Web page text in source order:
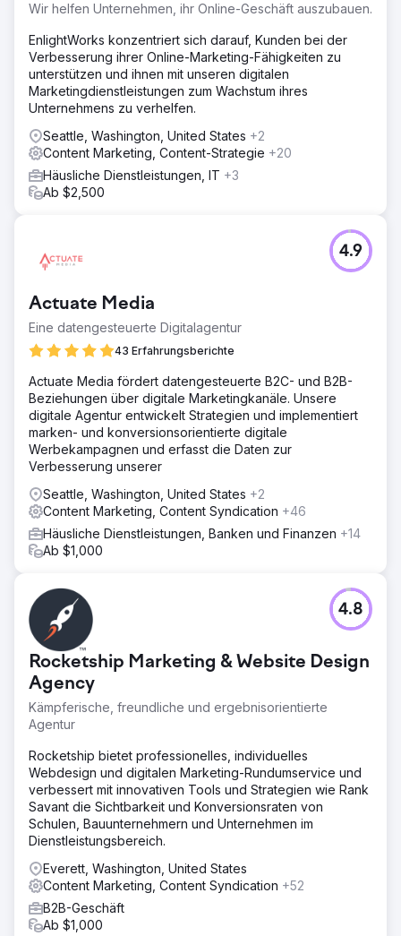
Wir helfen Unternehmen, ihr Online-Geschäft auszubauen.
EnlightWorks konzentriert sich darauf, Kunden bei der
Verbesserung ihrer Online-Marketing-Fähigkeiten zu
unterstützen und ihnen mit unseren digitalen
Marketingdienstleistungen zum Wachstum ihres
Unternehmens zu verhelfen.
Seattle, Washington, United States +2
Content Marketing, Content-Strategie +20
Häusliche Dienstleistungen, IT +3
Ab $2,500
Actuate Media
Eine datengesteuerte Digitalagentur
43 Erfahrungsberichte
4.9
Actuate Media fördert datengesteuerte B2C- und B2B-
Beziehungen über digitale Marketingkanäle. Unsere
digitale Agentur entwickelt Strategien und implementiert
marken- und konversionsorientierte digitale
Werbekampagnen und erfasst die Daten zur
Verbesserung unserer
Seattle, Washington, United States +2
Content Marketing, Content Syndication +46
Häusliche Dienstleistungen, Banken und Finanzen +14
Ab $1,000
Rocketship Marketing & Website Design
Agency
Kämpferische, freundliche und ergebnisorientierte
Agentur
4.8
Rocketship bietet professionelles, individuelles
Webdesign und digitalen Marketing-Rundumservice und
verbessert mit innovativen Tools und Strategien wie Rank
Savant die Sichtbarkeit und Konversionsraten von
Schulen, Bauunternehmern und Unternehmen im
Dienstleistungsbereich.
Everett, Washington, United States
Content Marketing, Content Syndication +52
B2B-Geschäft
Ab $1,000